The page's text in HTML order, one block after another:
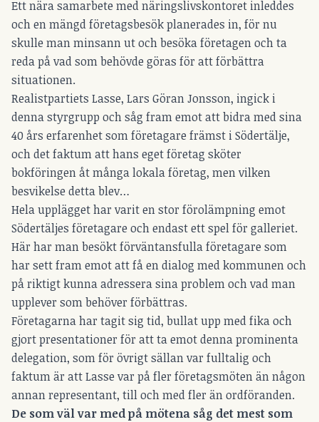
Ett nära samarbete med näringslivskontoret inleddes
och en mängd företagsbesök planerades in, för nu
skulle man minsann ut och besöka företagen och ta
reda på vad som behövde göras för att förbättra
situationen.
Realistpartiets Lasse, Lars Göran Jonsson, ingick i
denna styrgrupp och såg fram emot att bidra med sina
40 års erfarenhet som företagare främst i Södertälje,
och det faktum att hans eget företag sköter
bokföringen åt många lokala företag, men vilken
besvikelse detta blev…
Hela upplägget har varit en stor förolämpning emot
Södertäljes företagare och endast ett spel för galleriet.
Här har man besökt förväntansfulla företagare som
har sett fram emot att få en dialog med kommunen och
på riktigt kunna adressera sina problem och vad man
upplever som behöver förbättras.
Företagarna har tagit sig tid, bullat upp med fika och
gjort presentationer för att ta emot denna prominenta
delegation, som för övrigt sällan var fulltalig och
faktum är att Lasse var på fler företagsmöten än någon
annan representant, till och med fler än ordföranden.
De som väl var med på mötena såg det mest som